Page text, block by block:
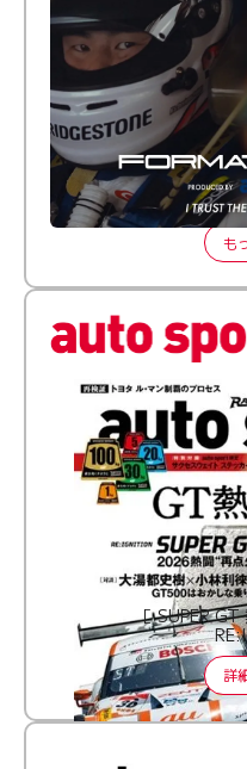
倒す相手を、信じ
【FORMATION
も
［ SUPER GT
詳